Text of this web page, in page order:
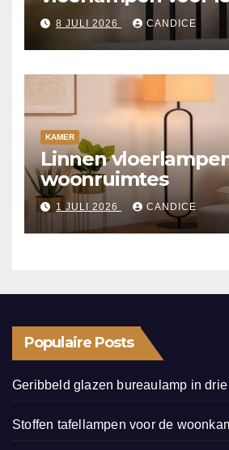
8 JULI 2026 CANDICE
KAMER
Linnen
woonruimtes
1 JULI 2026 CANDICE
Populaire Posts
Geribbeld glazen bureaulamp in
Stoffen tafellampen voor de